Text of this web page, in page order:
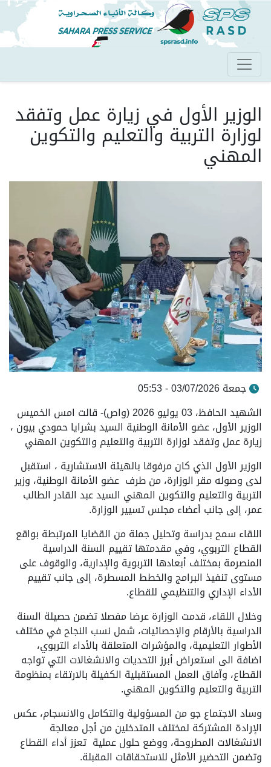
تجاوز
إلى
المحتوى
الرئيسي
الوزير الأول في زيارة عمل وتفقد
لوزارة التربية والتعليم والتكوين
المهني
جمعة 03/07/2026 - 05:53
الشهيد الحافظ، 03 يوليو 2026 (واص)- قالت امس الخميس
الوزير الأول، عضو الأمانة الوطنية السيد بشرايا حمودي بيون ،
زيارة عمل وتفقد لوزارة التربية والتعليم والتكوين المهني
الوزير الأول الذي كان مرفوقا بالهيئة الاستشارية ، استقبل
لدى وصوله مقر الوزارة، من طرف عضو الأمانة الوطنية، وزير
التربية والتعليم والتكوين المهني السيد عبد القادر الطالب
عمر، إلى جانب أعضاء مجلس تسيير الوزارة.
اللقاء سمح بدراسة وتحليل جملة من القضايا المرتبطة بواقع
القطاع التربوي، وفي مقدمتها تقييم السنة الدراسية
المنصرمة بمختلف أبعادها التربوية والإدارية، والوقوف على
مستوى تنفيذ البرامج والخطط المسطرة، إلى جانب تقييم
الأداء الإداري والتنظيمي للقطاع.
وخلال اللقاء، قدمت الوزارة عرضا مفصلا تضمن حصيلة السنة
الدراسية بالأرقام والإحصائيات، شمل نسب النجاح في مختلف
الأطوار التعليمية، والمؤشرات المتعلقة بالأداء التربوي،
اضافة الى استعراض أبرز التحديات والانشغالات التي تواجه
القطاع، وآفاق العمل المستقبلية الكفيلة بالارتقاء بمنظومة
التربية والتعليم والتكوين المهني.
وساد الاجتماع جو من المسؤولية والتكامل والانسجام، عكس
الإرادة المشتركة لمختلف المتدخلين من أجل معالجة
الانشغالات المطروحة، ووضع حلول عملية تعزز أداء القطاع
وتضمن التحضير الأمثل للاستحقاقات المقبلة.